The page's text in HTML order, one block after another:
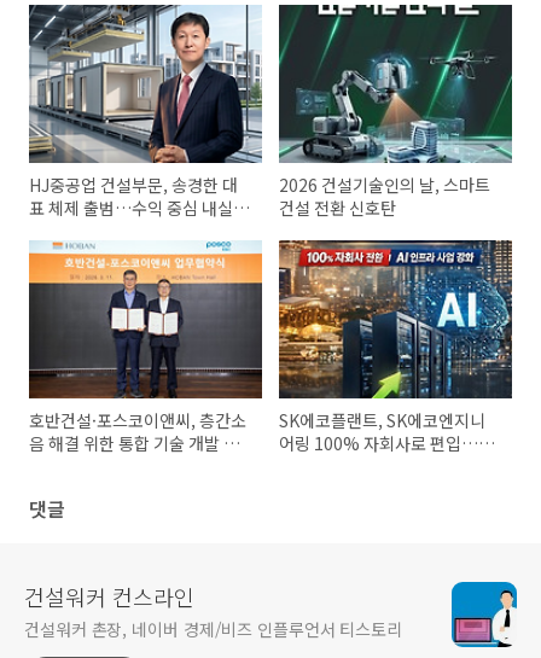
HJ중공업 건설부문, 송경한 대
표 체제 출범…수익 중심 내실경
2026 건설기술인의 날, 스마트
건설 전환 신호탄
호반건설·포스코이앤씨, 층간소
음 해결 위한 통합 기술 개발 협
SK에코플랜트, SK에코엔지니
어링 100% 자회사로 편입…
댓글
건설워커 컨스라인
건설워커 촌장, 네이버 경제/비즈 인플루언서 티스토리